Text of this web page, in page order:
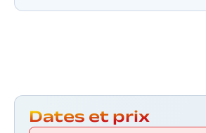
Dates et prix